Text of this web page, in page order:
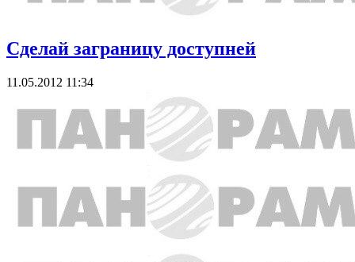
Сделай заграницу доступней
11.05.2012 11:34